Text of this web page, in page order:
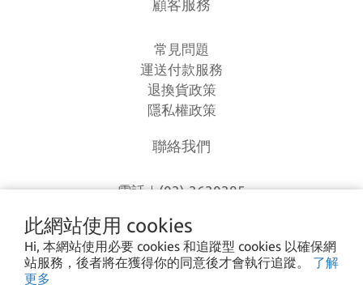
此網站使用 cookies
Hi, 本網站使用必要 cookies 和追蹤型 cookies 以確保網
站服務，後者將在獲得你的同意後才會執行追蹤。 了解
更多
顧客服務
常見問題
運送付款服務
退換貨政策
隱私權政策
聯絡我們
電話｜(03)-3630385
信箱｜loverlien@gmail.com
地址｜桃園市八德區和平路1168巷7號